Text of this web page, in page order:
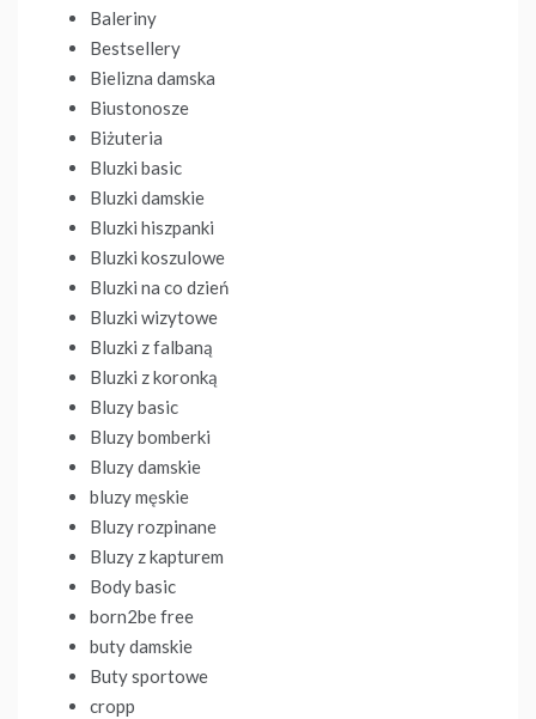
Baleriny
Bestsellery
Bielizna damska
Biustonosze
Biżuteria
Bluzki basic
Bluzki damskie
Bluzki hiszpanki
Bluzki koszulowe
Bluzki na co dzień
Bluzki wizytowe
Bluzki z falbaną
Bluzki z koronką
Bluzy basic
Bluzy bomberki
Bluzy damskie
bluzy męskie
Bluzy rozpinane
Bluzy z kapturem
Body basic
born2be free
buty damskie
Buty sportowe
cropp